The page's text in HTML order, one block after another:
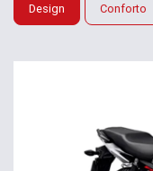
Design Conforto